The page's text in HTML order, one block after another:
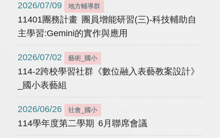
2026/07/09 地方輔導群
11401團務計畫 團員增能研習(三)-科技輔助自
主學習:Gemini的實作與應用
2026/07/02 藝術_國小
114-2跨校學習社群《數位融入表藝教案設計》
_國小表藝組
2026/06/26 社會_國小
114學年度第二學期 6月聯席會議